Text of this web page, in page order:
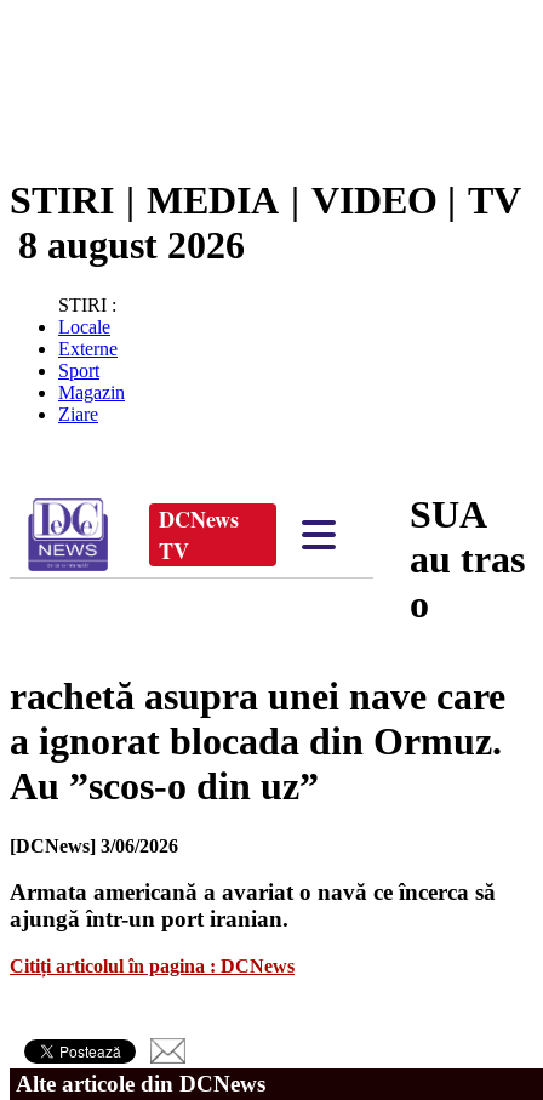
STIRI | MEDIA | VIDEO | TV
8 august 2026
STIRI :
Locale
Externe
Sport
Magazin
Ziare
SUA
au tras
o
rachetă asupra unei nave care
a ignorat blocada din Ormuz.
Au ”scos-o din uz”
[DCNews] 3/06/2026
Armata americană a avariat o navă ce încerca să
ajungă într-un port iranian.
Citiți articolul în pagina : DCNews
Alte articole din DCNews